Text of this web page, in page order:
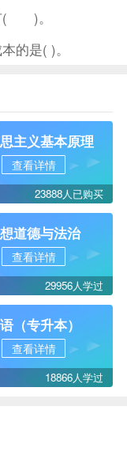
( )。
的是( )。
主义基本原理
查看详情
23888人已购买
道德与法治
查看详情
29956人学过
（专升本）
查看详情
18866人学过